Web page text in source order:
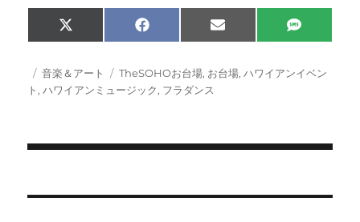
Share
on
X
(
w
i
)
Share
on
F
a
e
b
o
Share
on
E
m
i
l
Share
on
S
M
投
稿
カ
テ
音楽＆アート
タ
グ
TheSOHOお台場, お台場,ハワイアンイベン
ト ,ハワイアンミュージック, フラダンス
稿